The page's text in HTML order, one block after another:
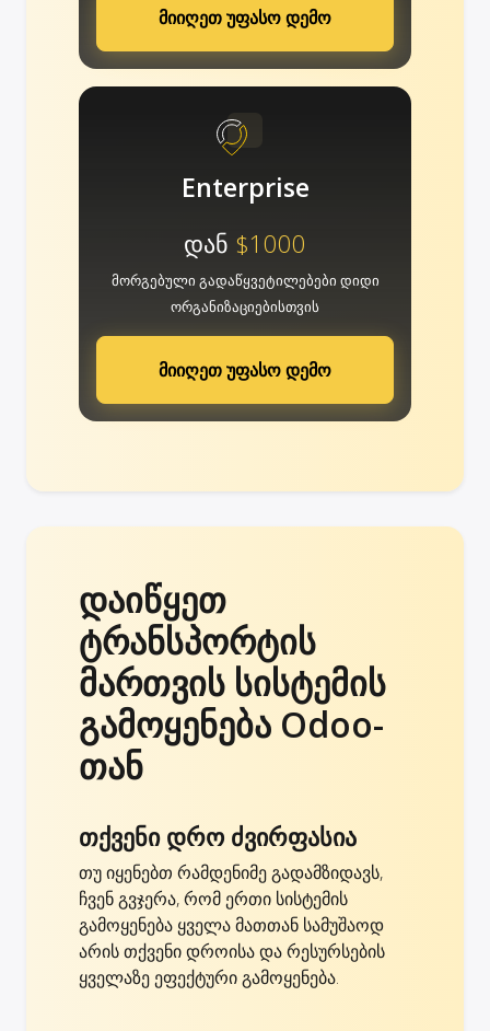
მიიღეთ უფასო დემო
Enterprise
დან $1000
მორგებული გადაწყვეტილებები დიდი
ორგანიზაციებისთვის
მიიღეთ უფასო დემო
დაიწყეთ
ტრანსპორტის
მართვის სისტემის
გამოყენება Odoo-
თან
თქვენი დრო ძვირფასია
თუ იყენებთ რამდენიმე გადამზიდავს,
ჩვენ გვჯერა, რომ ერთი სისტემის
გამოყენება ყველა მათთან სამუშაოდ
არის თქვენი დროისა და რესურსების
ყველაზე ეფექტური გამოყენება.